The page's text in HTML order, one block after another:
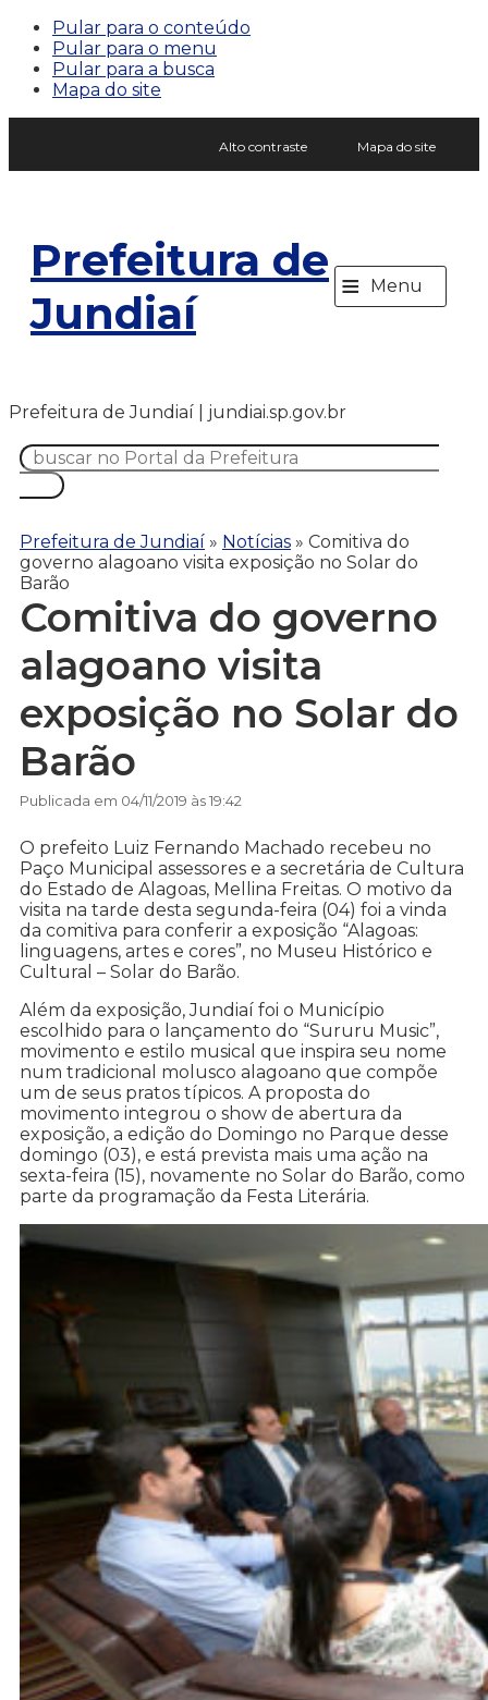
Pular para o conteúdo
Pular para o menu
Pular para a busca
Mapa do site
Alto contraste Mapa do site
Prefeitura de
Jundiaí
≡ Menu
Prefeitura de Jundiaí | jundiai.sp.gov.br
Prefeitura de Jundiaí » Notícias » Comitiva do
governo alagoano visita exposição no Solar do
Barão
Comitiva do governo
alagoano visita
exposição no Solar do
Barão
Publicada em 04/11/2019 às 19:42
O prefeito Luiz Fernando Machado recebeu no
Paço Municipal assessores e a secretária de Cultura
do Estado de Alagoas, Mellina Freitas. O motivo da
visita na tarde desta segunda-feira (04) foi a vinda
da comitiva para conferir a exposição “Alagoas:
linguagens, artes e cores”, no Museu Histórico e
Cultural – Solar do Barão.
Além da exposição, Jundiaí foi o Município
escolhido para o lançamento do “Sururu Music”,
movimento e estilo musical que inspira seu nome
num tradicional molusco alagoano que compõe
um de seus pratos típicos. A proposta do
movimento integrou o show de abertura da
exposição, a edição do Domingo no Parque desse
domingo (03), e está prevista mais uma ação na
sexta-feira (15), novamente no Solar do Barão, como
parte da programação da Festa Literária.